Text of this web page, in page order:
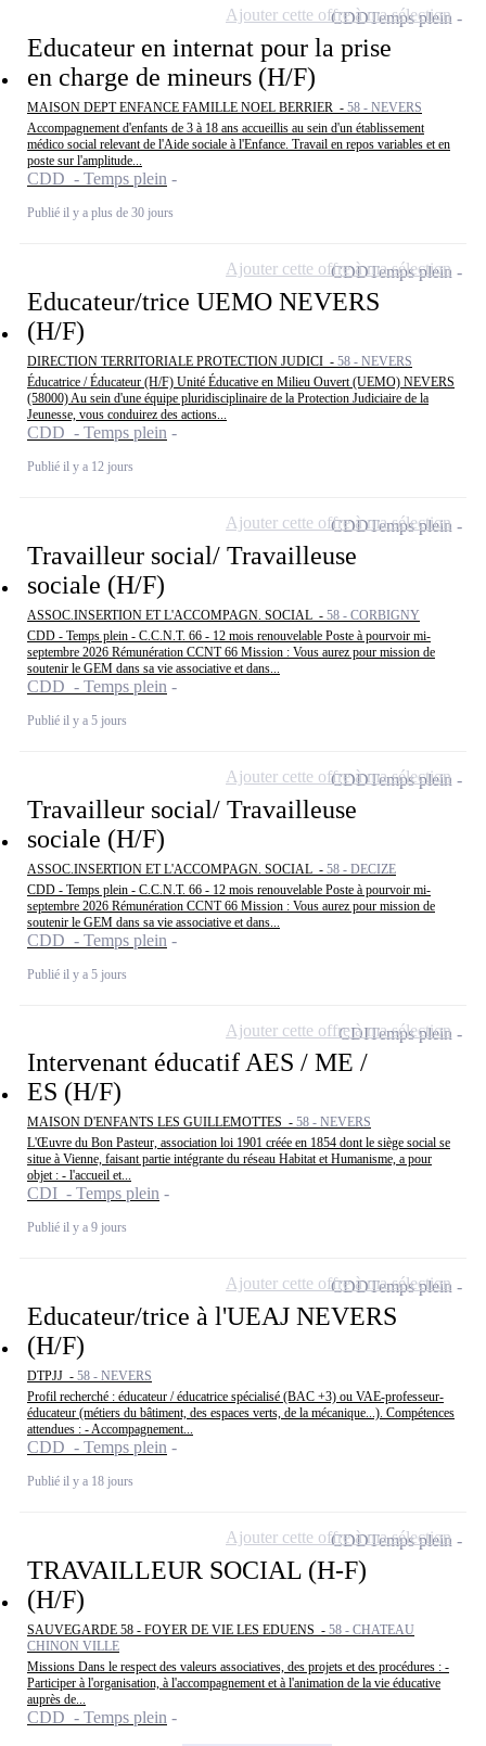
Educateur en internat pour la prise
en charge de mineurs (H/F)
MAISON DEPT ENFANCE FAMILLE NOEL BERRIER - 58 - NEVERS
Accompagnement d'enfants de 3 à 18 ans accueillis au sein d'un établissement
médico social relevant de l'Aide sociale à l'Enfance. Travail en repos variables et en
poste sur l'amplitude...
CDD - Temps plein
Publié il y a plus de 30 jours
CDDTemps plein
Ajouter cette offre à ma sélection
Educateur/trice UEMO NEVERS
(H/F)
DIRECTION TERRITORIALE PROTECTION JUDICI - 58 - NEVERS
Éducatrice / Éducateur (H/F) Unité Éducative en Milieu Ouvert (UEMO) NEVERS
(58000) Au sein d'une équipe pluridisciplinaire de la Protection Judiciaire de la
Jeunesse, vous conduirez des actions...
CDD - Temps plein
Publié il y a 12 jours
CDDTemps plein
Ajouter cette offre à ma sélection
Travailleur social/ Travailleuse
sociale (H/F)
ASSOC.INSERTION ET L'ACCOMPAGN. SOCIAL - 58 - CORBIGNY
CDD - Temps plein - C.C.N.T. 66 - 12 mois renouvelable Poste à pourvoir mi-
septembre 2026 Rémunération CCNT 66 Mission : Vous aurez pour mission de
soutenir le GEM dans sa vie associative et dans...
CDD - Temps plein
Publié il y a 5 jours
CDDTemps plein
Ajouter cette offre à ma sélection
Travailleur social/ Travailleuse
sociale (H/F)
ASSOC.INSERTION ET L'ACCOMPAGN. SOCIAL - 58 - DECIZE
CDD - Temps plein - C.C.N.T. 66 - 12 mois renouvelable Poste à pourvoir mi-
septembre 2026 Rémunération CCNT 66 Mission : Vous aurez pour mission de
soutenir le GEM dans sa vie associative et dans...
CDD - Temps plein
Publié il y a 5 jours
CDDTemps plein
Ajouter cette offre à ma sélection
Intervenant éducatif AES / ME /
ES (H/F)
MAISON D'ENFANTS LES GUILLEMOTTES - 58 - NEVERS
L'Œuvre du Bon Pasteur, association loi 1901 créée en 1854 dont le siège social se
situe à Vienne, faisant partie intégrante du réseau Habitat et Humanisme, a pour
objet : - l'accueil et...
CDI - Temps plein
Publié il y a 9 jours
CDITemps plein
Ajouter cette offre à ma sélection
Educateur/trice à l'UEAJ NEVERS
(H/F)
DTPJJ - 58 - NEVERS
Profil recherché : éducateur / éducatrice spécialisé (BAC +3) ou VAE-professeur-
éducateur (métiers du bâtiment, des espaces verts, de la mécanique...). Compétences
attendues : - Accompagnement...
CDD - Temps plein
Publié il y a 18 jours
CDDTemps plein
Ajouter cette offre à ma sélection
TRAVAILLEUR SOCIAL (H-F)
(H/F)
SAUVEGARDE 58 - FOYER DE VIE LES EDUENS - 58 - CHATEAU
CHINON VILLE
Missions Dans le respect des valeurs associatives, des projets et des procédures : -
Participer à l'organisation, à l'accompagnement et à l'animation de la vie éducative
auprès de...
CDD - Temps plein
CDDTemps plein
Ajouter cette offre à ma sélection